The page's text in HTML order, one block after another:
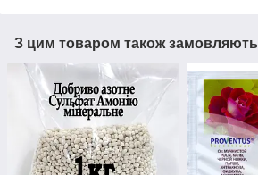
З цим товаром також замовляють